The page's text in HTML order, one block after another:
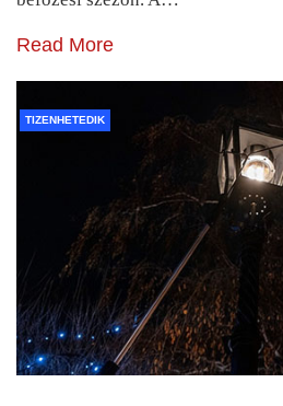
Read More
TIZENHETEDIK